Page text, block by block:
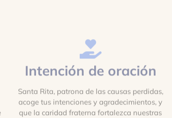
Intención de oración
Santa Rita, patrona de las causas perdidas,
acoge tus intenciones y agradecimientos, y
que la caridad fraterna fortalezca nuestras